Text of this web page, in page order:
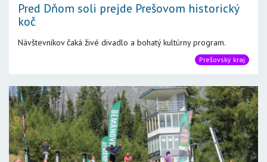
Pred Dňom soli prejde Prešovom historický
koč
Návštevníkov čaká živé divadlo a bohatý kultúrny program.
Prešovský kraj